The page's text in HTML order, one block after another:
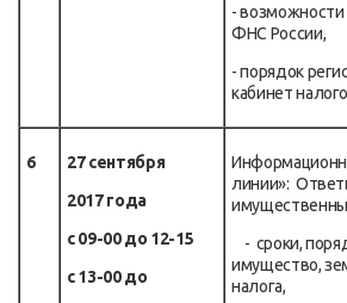
- возможности
ФНС России,
- порядок
кабинет
6
27 сентября
2017 года
с 09-00 до 12-15
с 13-00 до
линии»:
- сроки,
имущество,
налога,